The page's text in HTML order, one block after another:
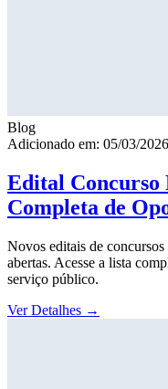
Blog
Adicionado em: 05/03/2026
Edital
Completa de
Novos editais de
abertas. Acesse a lista
serviço público.
Ver Detalhes →